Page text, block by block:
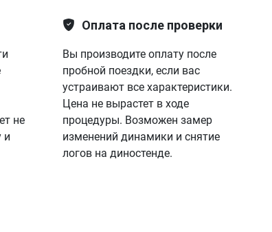
не
и
Оплата после проверки
Вы производите оплату после
пробной поездки, если вас
устраивают все характеристики.
Цена не вырастет в ходе
процедуры. Возможен замер
изменений динамики и снятие
логов на диностенде.